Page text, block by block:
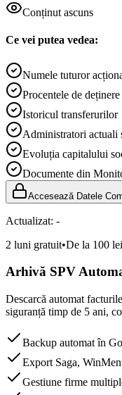
Conținut ascuns
Ce vei putea vedea:
Numele tuturor
Procentele de deținere
Istoricul transferurilor
Administratori actuali
Evoluția capitalului
Documente din
Accesează Datele
Actualizat: -
2 luni gratuit•De la 100
Arhivă SPV
Descarcă automat
siguranță timp de 5 ani,
Backup automat în
Export Saga,
Gestiune firme